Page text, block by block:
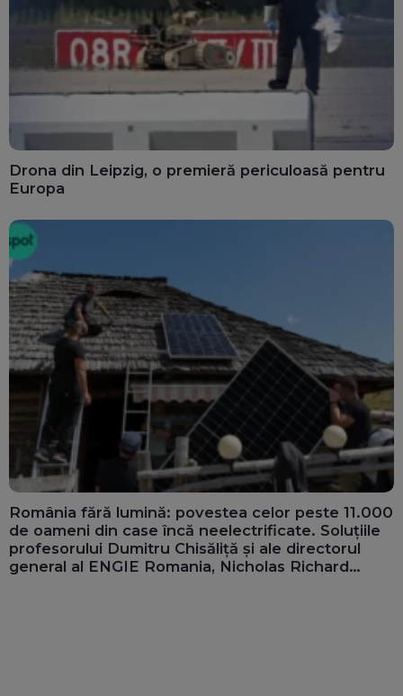
Drona din Leipzig, o premieră periculoasă pentru
Europa
România fără lumină: povestea celor peste 11.000
de oameni din case încă neelectrificate. Soluțiile
profesorului Dumitru Chisăliță și ale directorul
general al ENGIE Romania, Nicholas Richard